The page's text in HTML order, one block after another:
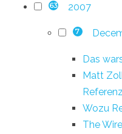
63 2007
7
Das
Matt
Wozu
The Wire